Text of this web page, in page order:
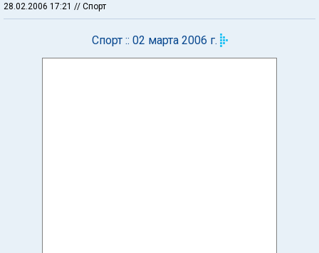
28.02.2006 17:21 // Спорт
Спорт :: 02 марта 2006 г.